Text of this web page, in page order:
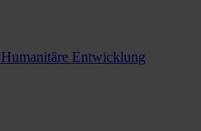
Entwicklung